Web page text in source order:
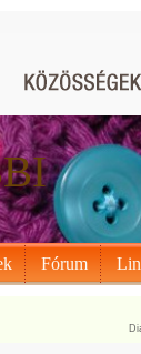
Fórum